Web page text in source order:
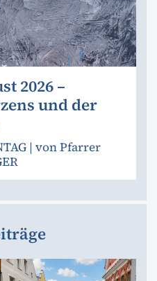
2026 –
und der
| von Pfarrer